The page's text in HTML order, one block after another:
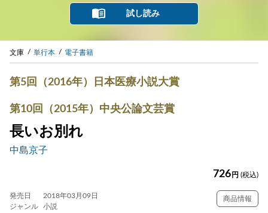
試し読み
文庫 単行本 電子書籍
第5回（2016年）日本医療小説大賞
第10回（2015年）中央公論文芸賞
長いお別れ
中島京子
726 円 (税込)
発売日
2018年03月09日
ジャンル
小説
商品情報